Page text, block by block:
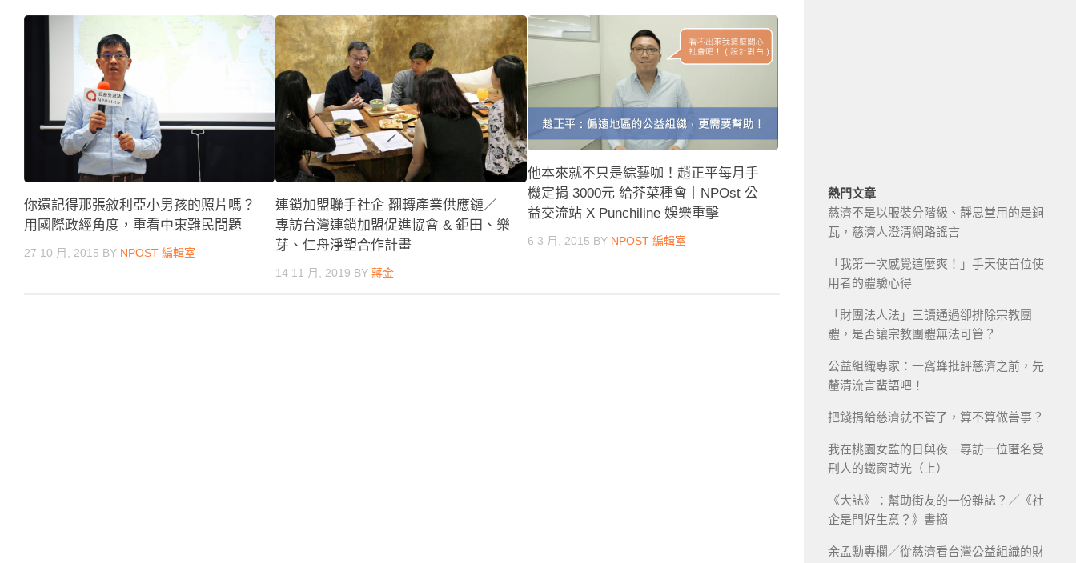
你還記得那張敘利亞小男孩的照片嗎？
用國際政經角度，重看中東難民問題
27 10 月, 2015 BY NPOST 編輯室
連鎖加盟聯手社企 翻轉產業供應鏈／
專訪台灣連鎖加盟促進協會 & 鉅田、樂
芽、仁舟淨塑合作計畫
14 11 月, 2019 BY蔣金
他本來就不只是綜藝咖！趙正平每月手
機定捐 3000元 給芥菜種會｜NPOst 公
益交流站 X Punchiline 娛樂重擊
6 3 月, 2015 BY NPOST 編輯室
熱門文章
慈濟不是以服裝分階級、靜思堂用的是銅
瓦，慈濟人澄清網路謠言
「我第一次感覺這麼爽！」手天使首位使
用者的體驗心得
「財團法人法」三讀通過卻排除宗教團
體，是否讓宗教團體無法可管？
公益組織專家：一窩蜂批評慈濟之前，先
釐清流言蜚語吧！
把錢捐給慈濟就不管了，算不算做善事？
我在桃園女監的日與夜－專訪一位匿名受
刑人的鐵窗時光（上）
《大誌》：幫助街友的一份雜誌？／《社
企是門好生意？》書摘
余孟勳專欄／從慈濟看台灣公益組織的財